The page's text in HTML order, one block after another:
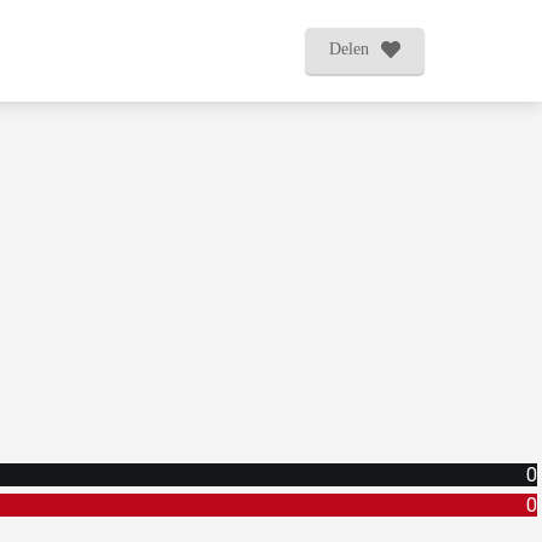
Delen
0
0